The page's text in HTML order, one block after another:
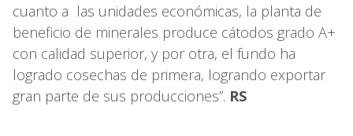
cuanto a las unidades económicas, la planta de
beneficio de minerales produce cátodos grado A+
con calidad superior, y por otra, el fundo ha
logrado cosechas de primera, logrando exportar
gran parte de sus producciones”. RS